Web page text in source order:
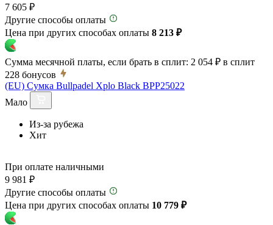
7 605 ₽
Другие способы оплаты
Цена при других способах оплаты 8 213 ₽
Сумма месячной платы, если брать в сплит: 2 054 ₽ в сплит
228 бонусов
(EU) Сумка Bullpadel Xplo Black BPP25022
Мало
Из-за рубежа
Хит
При оплате наличными
9 981 ₽
Другие способы оплаты
Цена при других способах оплаты 10 779 ₽